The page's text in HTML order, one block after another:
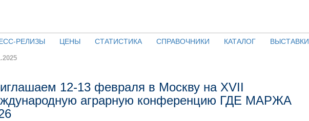
РЕЛИЗЫ ЦЕНЫ СТАТИСТИКА СПРАВОЧНИКИ КАТАЛОГ ВЫСТАВКИ
12-13 февраля в Москву на XVII
аграрную конференцию ГДЕ МАРЖА